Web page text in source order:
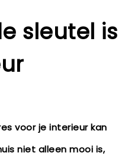
sleutel is
voor je interieur kan
niet alleen mooi is,